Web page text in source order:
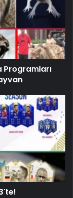
Programları